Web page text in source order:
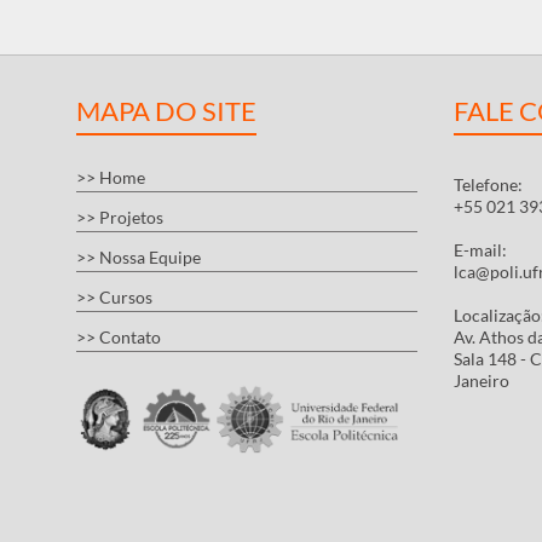
MAPA DO SITE
>> Home
>> Projetos
>> Nossa Equipe
>> Cursos
>> Contato
FALE
Telefone:
+55 021
E-mail:
Av. Athos
Sala 148 -
Janeiro